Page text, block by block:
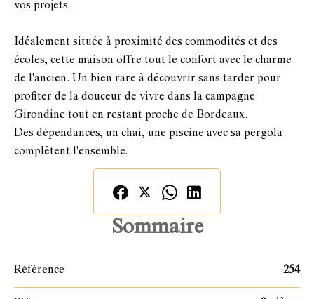
vos projets.
Idéalement située à proximité des commodités et des
écoles, cette maison offre tout le confort avec le charme
de l'ancien. Un bien rare à découvrir sans tarder pour
profiter de la douceur de vivre dans la campagne
Girondine tout en restant proche de Bordeaux.
Des dépendances, un chai, une piscine avec sa pergola
complètent l'ensemble.
Sommaire
Référence 254